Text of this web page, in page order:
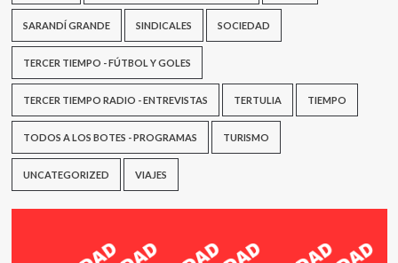
SARANDÍ GRANDE SINDICALES SOCIEDAD
TERCER TIEMPO - FÚTBOL Y GOLES
TERCER TIEMPO RADIO - ENTREVISTAS TERTULIA TIEMPO
TODOS A LOS BOTES - PROGRAMAS TURISMO
UNCATEGORIZED VIAJES